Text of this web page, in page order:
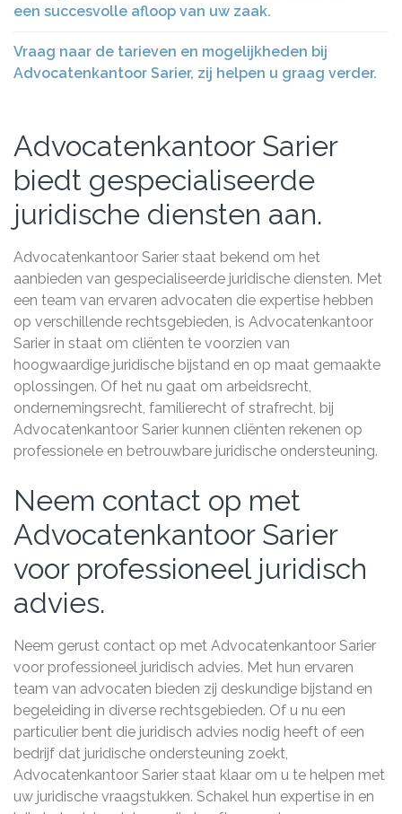
een succesvolle afloop van uw zaak.
Vraag naar de tarieven en mogelijkheden bij
Advocatenkantoor Sarier, zij helpen u graag verder.
Advocatenkantoor Sarier
biedt gespecialiseerde
juridische diensten aan.
Advocatenkantoor Sarier staat bekend om het
aanbieden van gespecialiseerde juridische diensten. Met
een team van ervaren advocaten die expertise hebben
op verschillende rechtsgebieden, is Advocatenkantoor
Sarier in staat om cliënten te voorzien van
hoogwaardige juridische bijstand en op maat gemaakte
oplossingen. Of het nu gaat om arbeidsrecht,
ondernemingsrecht, familierecht of strafrecht, bij
Advocatenkantoor Sarier kunnen cliënten rekenen op
professionele en betrouwbare juridische ondersteuning.
Neem contact op met
Advocatenkantoor Sarier
voor professioneel juridisch
advies.
Neem gerust contact op met Advocatenkantoor Sarier
voor professioneel juridisch advies. Met hun ervaren
team van advocaten bieden zij deskundige bijstand en
begeleiding in diverse rechtsgebieden. Of u nu een
particulier bent die juridisch advies nodig heeft of een
bedrijf dat juridische ondersteuning zoekt,
Advocatenkantoor Sarier staat klaar om u te helpen met
uw juridische vraagstukken. Schakel hun expertise in en